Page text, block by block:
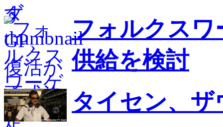
フォルクス
供給を検討
タイセン、